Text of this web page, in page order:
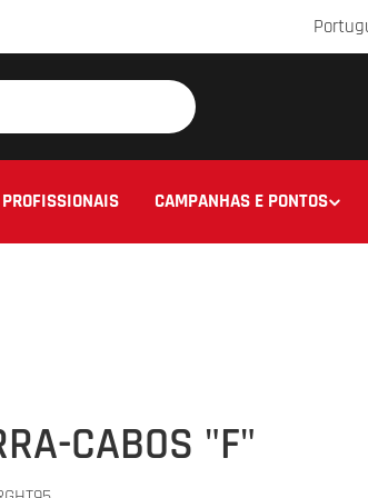
Idioma
PROFISSIONAIS CAMPANHAS E PONTOS
CABOS "F"